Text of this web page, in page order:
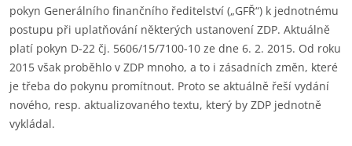
pokyn Generálního finančního ředitelství („GFŘ“) k jednotnému
postupu při uplatňování některých ustanovení ZDP. Aktuálně
platí pokyn D-22 čj. 5606/15/7100-10 ze dne 6. 2. 2015. Od roku
2015 však proběhlo v ZDP mnoho, a to i zásadních změn, které
je třeba do pokynu promítnout. Proto se aktuálně řeší vydání
nového, resp. aktualizovaného textu, který by ZDP jednotně
vykládal.